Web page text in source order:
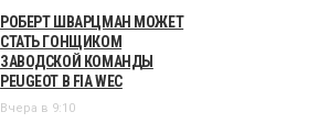
РОБЕРТ ШВАРЦМАН МОЖЕТ
СТАТЬ ГОНЩИКОМ
ЗАВОДСКОЙ КОМАНДЫ
PEUGEOT В FIA WEC
Вчера в 9:10